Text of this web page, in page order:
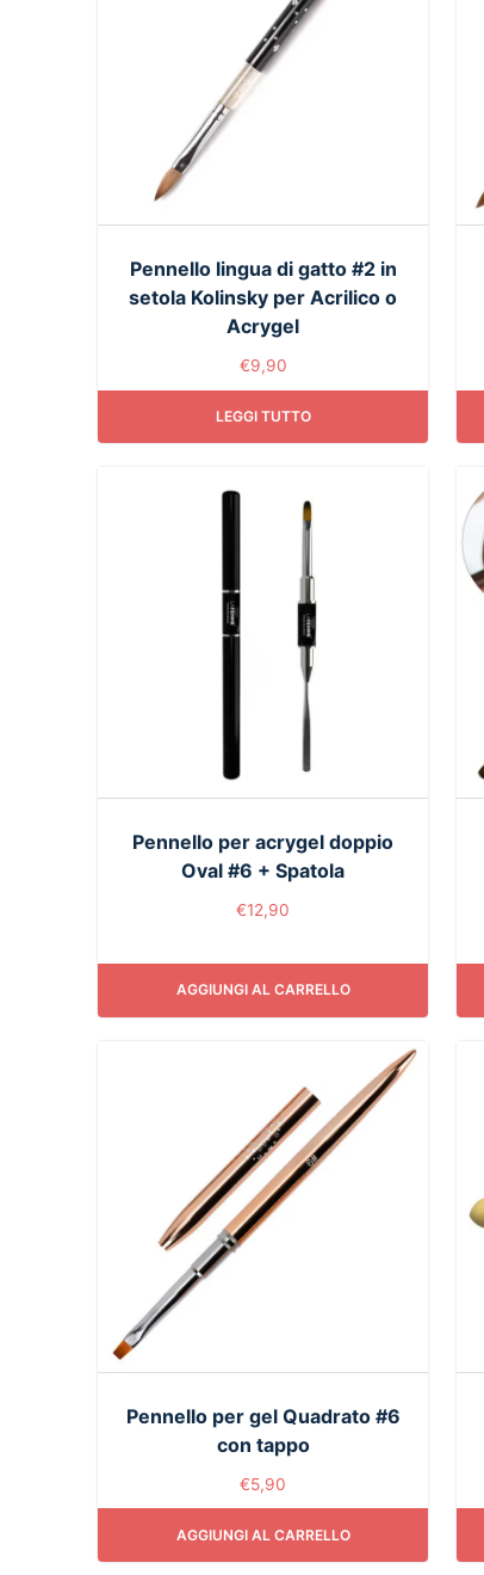
Pennello lingua di gatto #2 in
setola Kolinsky per Acrilico o
Acrygel
€9,90
LEGGI TUTTO
Pennello per acrygel doppio
Oval #6 + Spatola
€12,90
AGGIUNGI AL CARRELLO
Pennello per gel Quadrato #6
con tappo
€5,90
AGGIUNGI AL CARRELLO